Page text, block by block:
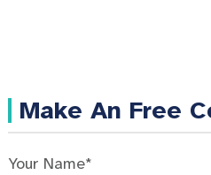
Make An Free
Your Name*